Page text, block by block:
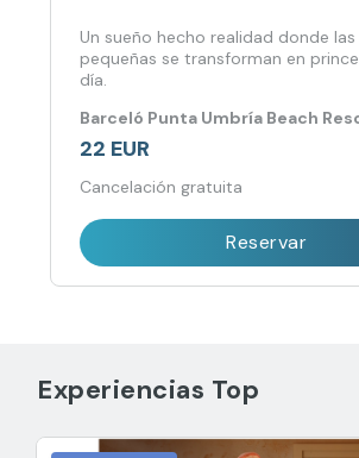
Un sueño hecho realidad donde las
pequeñas se transforman en
día.
Barceló Punta Umbría Beach
22 EUR
Cancelación gratuita
Reservar
Experiencias Top